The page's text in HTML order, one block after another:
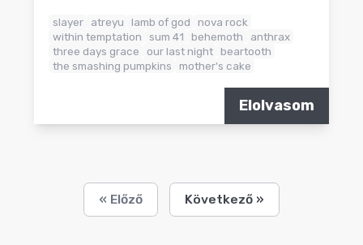
slayer atreyu lamb of god
nova rock
within temptation
sum 41 behemoth
anthrax
three days grace
our last night beartooth
the smashing pumpkins
mother's cake
Elolvasom
« Előző Következő »